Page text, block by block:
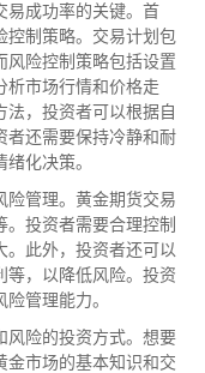
易成功率的关键。首
控制策略。交易计划包
风险控制策略包括设置
析市场行情和价格走
法，投资者可以根据自
者还需要保持冷静和耐
化决策。
险管理。黄金期货交易
投资者需要合理控制
。此外，投资者还可以
等，以降低风险。投资
管理能力。
风险的投资方式。想要
金市场的基本知识和交